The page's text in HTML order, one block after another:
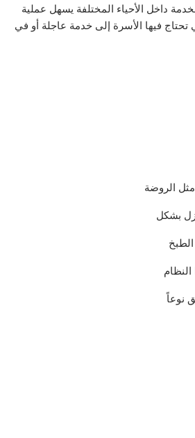
داخل الأحياء المختلفة يسهل عملية
فيها الأسرة إلى خدمة عاجلة أو في
الروضة
بشكل
نوعاً